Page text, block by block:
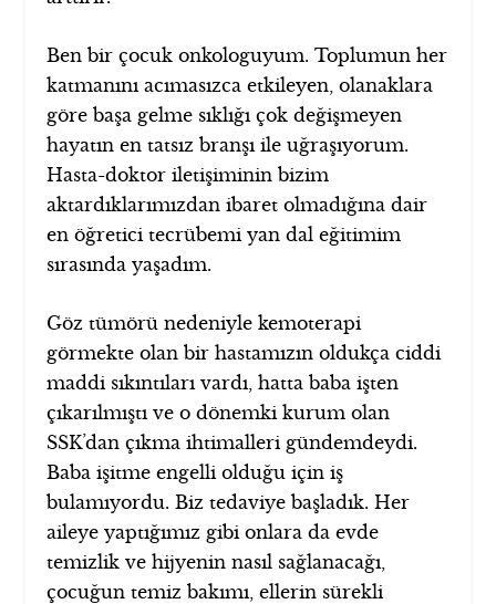
Ben bir çocuk onkologuyum. Toplumun her
katmanını acımasızca etkileyen, olanaklara
göre başa gelme sıklığı çok değişmeyen
hayatın en tatsız branşı ile uğraşıyorum.
Hasta-doktor iletişiminin bizim
aktardıklarımızdan ibaret olmadığına dair
en öğretici tecrübemi yan dal eğitimim
sırasında yaşadım.
Göz tümörü nedeniyle kemoterapi
görmekte olan bir hastamızın oldukça ciddi
maddi sıkıntıları vardı, hatta baba işten
çıkarılmıştı ve o dönemki kurum olan
SSK’dan çıkma ihtimalleri gündemdeydi.
Baba işitme engelli olduğu için iş
bulamıyordu. Biz tedaviye başladık. Her
aileye yaptığımız gibi onlara da evde
temizlik ve hijyenin nasıl sağlanacağı,
çocuğun temiz bakımı, ellerin sürekli